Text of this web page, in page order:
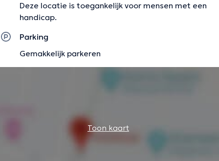
Deze locatie is toegankelijk voor mensen met een
handicap.
Parking
Gemakkelijk parkeren
Toon kaart